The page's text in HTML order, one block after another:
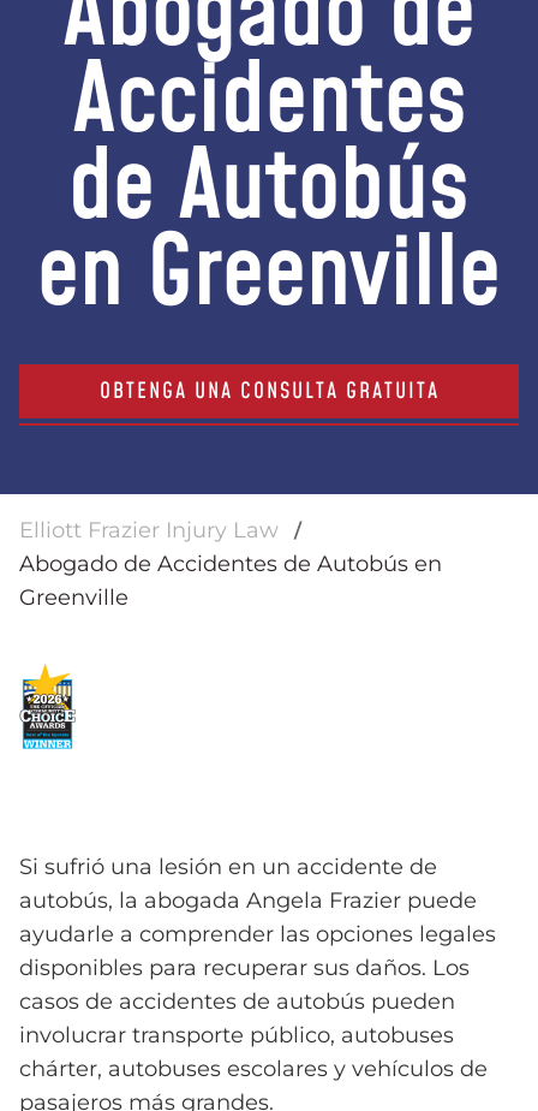
Accidentes
de Autobús
en Greenville
OBTENGA UNA CONSULTA GRATUITA
Elliott Frazier Injury Law
Abogado de Accidentes de Autobús en
Greenville
Si sufrió una lesión en un accidente de
autobús, la abogada Angela Frazier puede
ayudarle a comprender las opciones legales
disponibles para recuperar sus daños. Los
casos de accidentes de autobús pueden
involucrar transporte público, autobuses
chárter, autobuses escolares y vehículos de
pasajeros más grandes.